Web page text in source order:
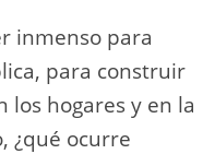
inmenso para
para construir
hogares y en la
¿qué ocurre